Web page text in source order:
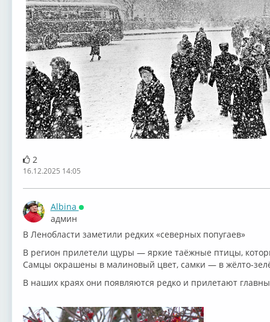
2
16.12.2025 14:05
Albina
Онлайн
админ
В Ленобласти заметили редких «северных попугаев»
В регион прилетели щуры — яркие таёжные птицы,
Самцы окрашены в малиновый цвет, самки — в жёлто-
В наших краях они появляются редко и прилетают